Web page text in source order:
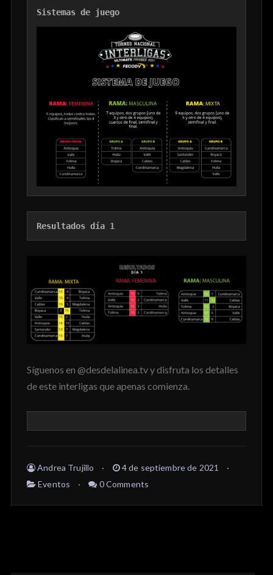
Sistemas de juego
Resultados día 1
Síguenos en @desdelalinea.tv y disfruta los detalles
de este interligas que apenas comienza.
Andrea Trujillo
4 de septiembre de 2021
Eventos
0 Comments